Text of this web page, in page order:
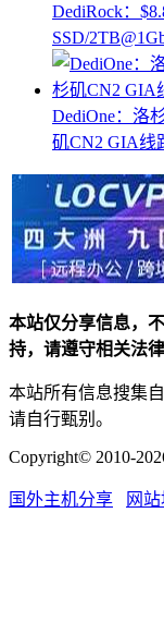
DediRock：
SSD/
DediOne：洛
矶CN2 GIA线
本站仅分享信息，
持，请遵守相关法
本站所有信息搜集
请自行甄别。
Copyright© 2010-
国外主机分享 网